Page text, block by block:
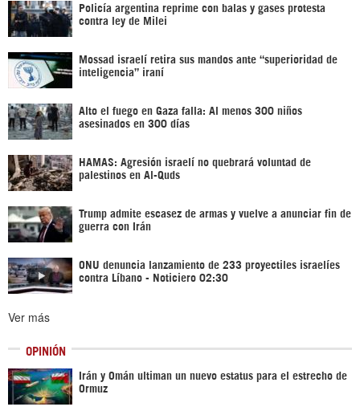
Policía argentina reprime con balas y gases protesta
contra ley de Milei
Mossad israelí retira sus mandos ante “superioridad de
inteligencia” iraní
Alto el fuego en Gaza falla: Al menos 300 niños
asesinados en 300 días
HAMAS: Agresión israelí no quebrará voluntad de
palestinos en Al-Quds
Trump admite escasez de armas y vuelve a anunciar fin de
guerra con Irán
ONU denuncia lanzamiento de 233 proyectiles israelíes
contra Líbano - Noticiero 02:30
Ver más
OPINIÓN
Irán y Omán ultiman un nuevo estatus para el estrecho de
Ormuz